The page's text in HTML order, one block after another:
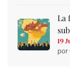
La
19
por